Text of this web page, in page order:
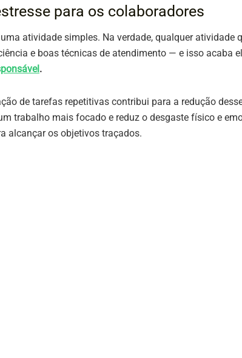
para os colaboradores
atividade simples. Na verdade, qualquer atividade
e boas técnicas de atendimento — e isso acaba
.
de tarefas repetitivas contribui para a redução
trabalho mais focado e reduz o desgaste físico e
alcançar os objetivos traçados.